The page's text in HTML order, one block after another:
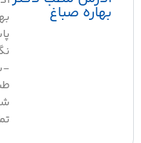
بهاره صباغ